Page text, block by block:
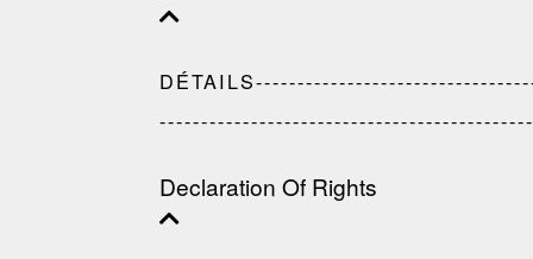
Declaration Of Rights